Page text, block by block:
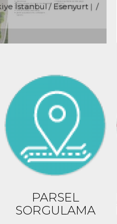
İstanbul / Esenyurt
/
PARSEL
SORGULAMA